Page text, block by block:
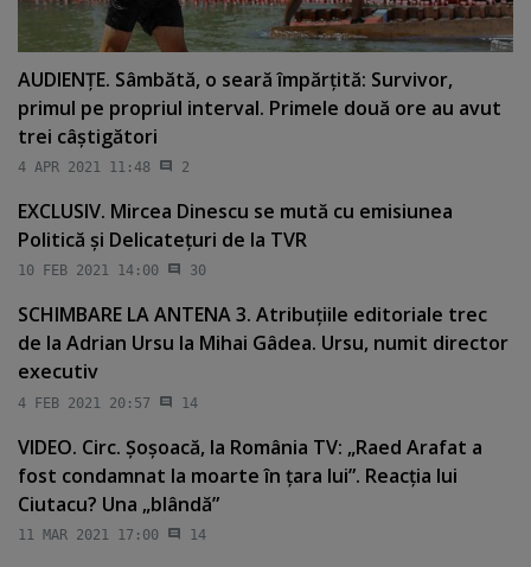
AUDIENŢE. Sâmbătă, o seară împărţită: Survivor,
primul pe propriul interval. Primele două ore au avut
trei câştigători
4 APR 2021 11:48 2
EXCLUSIV. Mircea Dinescu se mută cu emisiunea
Politică şi Delicateţuri de la TVR
10 FEB 2021 14:00 30
SCHIMBARE LA ANTENA 3. Atribuţiile editoriale trec
de la Adrian Ursu la Mihai Gâdea. Ursu, numit director
executiv
4 FEB 2021 20:57 14
VIDEO. Circ. Şoşoacă, la România TV: „Raed Arafat a
fost condamnat la moarte în ţara lui”. Reacţia lui
Ciutacu? Una „blândă”
11 MAR 2021 17:00 14